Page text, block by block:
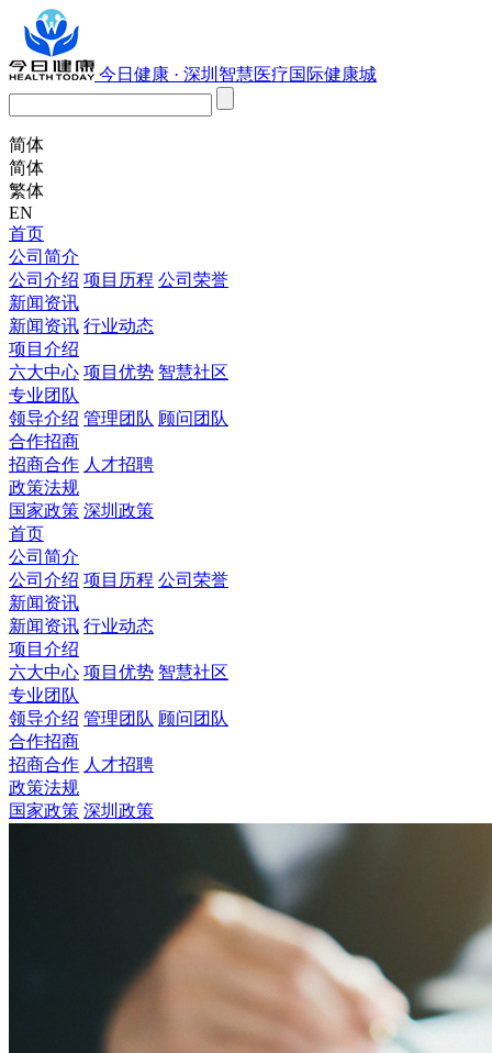
今日健康 · 深圳智慧医疗国际健康城
简体
简体
繁体
EN
首页
公司简介
公司介绍 项目历程 公司荣誉
新闻资讯
新闻资讯 行业动态
项目介绍
六大中心 项目优势 智慧社区
专业团队
领导介绍 管理团队 顾问团队
合作招商
招商合作 人才招聘
政策法规
国家政策 深圳政策
首页
公司简介
公司介绍 项目历程 公司荣誉
新闻资讯
新闻资讯 行业动态
项目介绍
六大中心 项目优势 智慧社区
专业团队
领导介绍 管理团队 顾问团队
合作招商
招商合作 人才招聘
政策法规
国家政策 深圳政策